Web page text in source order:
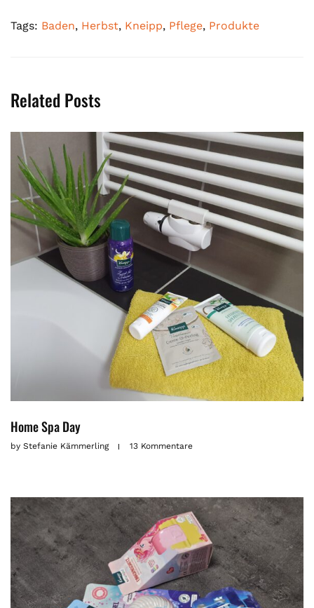
Tags: Baden, Herbst, Kneipp, Pflege, Produkte
Related Posts
Home Spa Day
by Stefanie Kämmerling 13 Kommentare